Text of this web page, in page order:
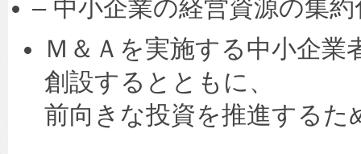
– 中小企業の経営資源の集
Ｍ＆Ａを実施する中小企
創設するとともに、
前向きな投資を推進するた